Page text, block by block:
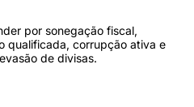
por sonegação fiscal,
qualificada, corrupção ativa e
de divisas.